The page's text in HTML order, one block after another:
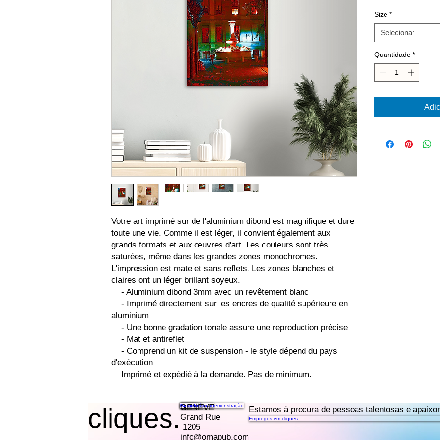
Votre art imprimé sur de l'aluminium dibond est magnifique et dure
toute une vie. Comme il est léger, il convient également aux
grands formats et aux œuvres d'art. Les couleurs sont très
saturées, même dans les grandes zones monochromes.
L'impression est mate et sans reflets. Les zones blanches et
claires ont un léger brillant soyeux.
aluminium
d'exécution
    Imprimé et expédié à la demande. Pas de minimum.
Size *
Selecionar
Quantidade *
cliques.Características
Preços
Recursos
Contato
Agende uma demonstração
GENEVE
Grand Rue
1205
info@omapub.com
Estamos à procura de pessoas talentosas e
Empregos em cliques